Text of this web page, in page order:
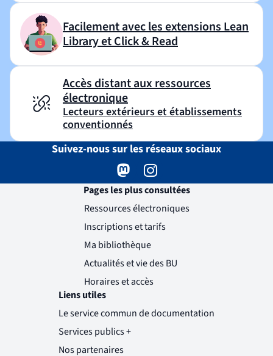
Facilement avec les extensions Lean
Library et Click & Read
Accès distant aux ressources
électronique
Lecteurs extérieurs et établissements
conventionnés
Suivez-nous sur les réseaux sociaux
Mastodon
( )
(nouvelle fenêtre)
Instagram
( )
(nouvelle fenêtre)
Pages les plus consultées
Ressources électroniques
Inscriptions et tarifs
Ma bibliothèque
Actualités et vie des BU
Horaires et accès
Liens utiles
Le service commun de documentation
Services publics +
(nouvelle fenêtre)
Nos partenaires